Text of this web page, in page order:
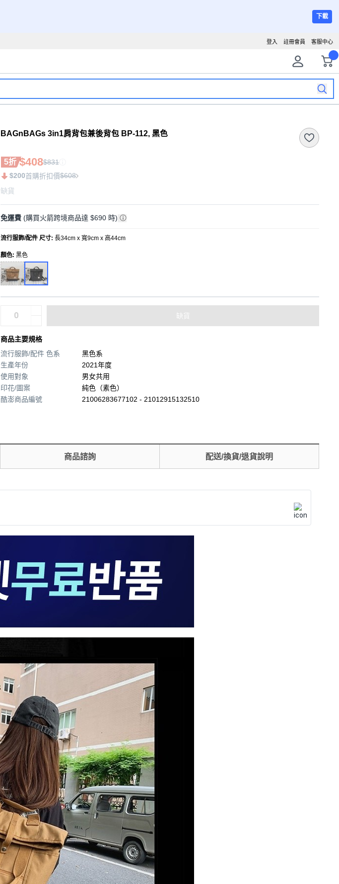
下載
客服中心
註冊會員
登入
BAGnBAGs 3in1肩背包兼後背包 BP-112, 黑色
5折 $408$831
$200首購折扣價$608
缺貨
免運費 (購買火箭跨境商品達 $690 時)
流行服飾/配件 尺寸: 長34cm x 寬9cm x 高44cm
顏色: 黑色
缺貨
商品主要規格
流行服飾/配件 色系
黑色系
生產年份
2021年度
使用對象
男女共用
印花/圖案
純色（素色）
酷澎商品編號
21006283677102 - 21012915132510
商品諮詢 配送/換貨/退貨說明